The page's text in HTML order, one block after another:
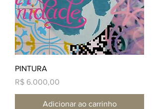
PINTURA
Preço
R$ 6.000,00
Adicionar ao carrinho